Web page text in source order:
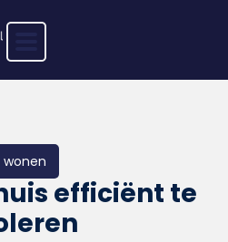
wonen
efficiënt te